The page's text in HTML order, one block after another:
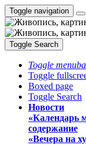
Toggle navigation
Toggle Search
Toggle
Toggle
Boxed page
Toggle Search
Новости
«Календарь
содержание
«Вечера на